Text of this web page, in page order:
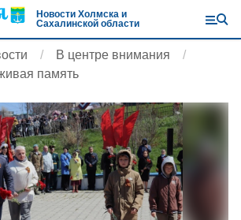
Новости Холмска и
Сахалинской области
В центре внимания
память